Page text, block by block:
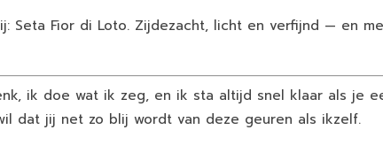
Seta Fior di Loto. Zijdezacht, licht en verfijnd — en
ik doe wat ik zeg, en ik sta altijd snel klaar als je
dat jij net zo blij wordt van deze geuren als ikzelf.